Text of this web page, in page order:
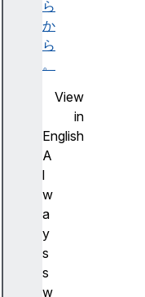
ら
か
ら
。
View
in
English
A
l
w
a
y
s
s
w